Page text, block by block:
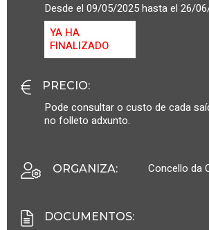
Desde el 09/05/2025 hasta el 26/
YA HA
FINALIZADO
PRECIO:
Pode consultar o custo de cada
no folleto adxunto.
ORGANIZA: Concello da
DOCUMENTOS: